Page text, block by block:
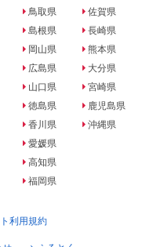
鳥取県
島根県
岡山県
広島県
山口県
徳島県
香川県
愛媛県
高知県
福岡県
佐賀県
長崎県
熊本県
大分県
宮崎県
鹿児島県
沖縄県
利用規約